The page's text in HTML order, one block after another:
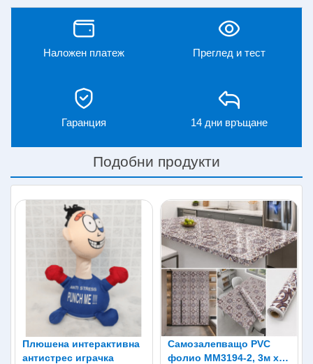
Наложен платеж Преглед и тест
Гаранция 14 дни връщане
Подобни продукти
Плюшена интерактивна
антистрес играчка
Самозалепващо PVC
фолио MM3194-2, 3м x